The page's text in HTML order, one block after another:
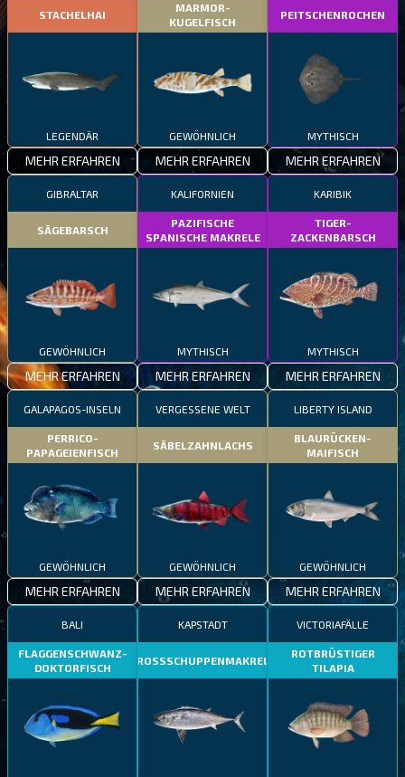
STACHELHAI
LEGENDÄR
MEHR ERFAHREN
MARMOR-
KUGELFISCH
GEWÖHNLICH
MEHR ERFAHREN
PEITSCHENROCHEN
MYTHISCH
MEHR ERFAHREN
GIBRALTAR
SÄGEBARSCH
GEWÖHNLICH
MEHR ERFAHREN
KALIFORNIEN
PAZIFISCHE
SPANISCHE MAKRELE
MYTHISCH
MEHR ERFAHREN
KARIBIK
TIGER-
ZACKENBARSCH
MYTHISCH
MEHR ERFAHREN
GALAPAGOS-INSELN
PERRICO-
PAPAGEIENFISCH
GEWÖHNLICH
MEHR ERFAHREN
VERGESSENE WELT
SÄBELZAHNLACHS
GEWÖHNLICH
MEHR ERFAHREN
LIBERTY ISLAND
BLAURÜCKEN-
MAIFISCH
GEWÖHNLICH
MEHR ERFAHREN
BALI
FLAGGENSCHWANZ-
DOKTORFISCH
KAPSTADT
GROSSSCHUPPENMAKRELE
VICTORIAFÄLLE
ROTBRÜSTIGER
TILAPIA